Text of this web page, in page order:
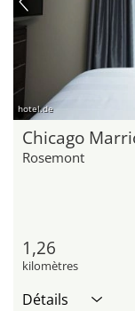
hotel.de
Chicago
Rosemont
1,26
kilomètres
Détails